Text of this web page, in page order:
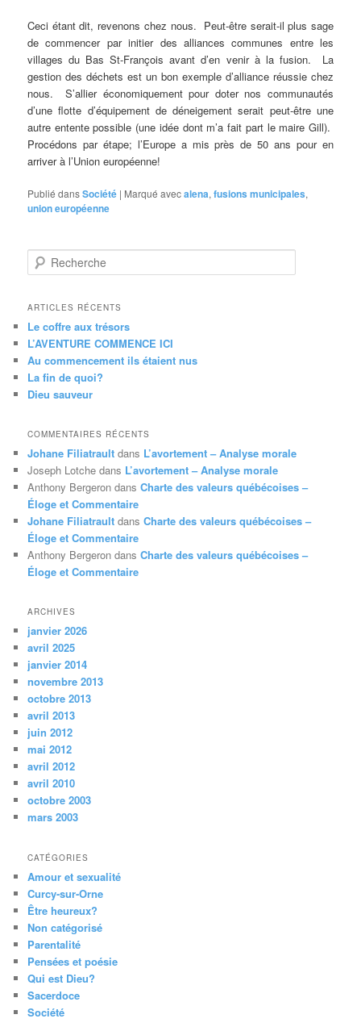
Ceci étant dit, revenons chez nous. Peut-être serait-il plus sage
de commencer par initier des alliances communes entre les
villages du Bas St-François avant d’en venir à la fusion. La
gestion des déchets est un bon exemple d’alliance réussie chez
nous. S’allier économiquement pour doter nos communautés
d’une flotte d’équipement de déneigement serait peut-être une
autre entente possible (une idée dont m’a fait part le maire Gill).
Procédons par étape; l’Europe a mis près de 50 ans pour en
arriver à l’Union européenne!
Publié dansSociété | Marqué avecalena,fusions municipales,
union européenne
e
h
r
c
h
e
ARTICLES RÉCENTS
Le coffre aux trésors
L’AVENTURE COMMENCE ICI
Au commencement ils étaient nus
La fin de quoi?
Dieu sauveur
COMMENTAIRES RÉCENTS
Johane Filiatrault dans L’avortement – Analyse morale
Joseph Lotche dans L’avortement – Analyse morale
Anthony Bergeron dansCharte des valeurs québécoises –
Éloge et Commentaire
Johane Filiatrault dansCharte des valeurs québécoises –
Éloge et Commentaire
Anthony Bergeron dansCharte des valeurs québécoises –
Éloge et Commentaire
ARCHIVES
janvier 2026
avril 2025
janvier 2014
novembre 2013
octobre 2013
avril 2013
juin 2012
mai 2012
avril 2012
avril 2010
octobre 2003
mars 2003
CATÉGORIES
Amour et sexualité
Curcy-sur-Orne
Être heureux?
Non catégorisé
Parentalité
Pensées et poésie
Qui est Dieu?
Sacerdoce
Société